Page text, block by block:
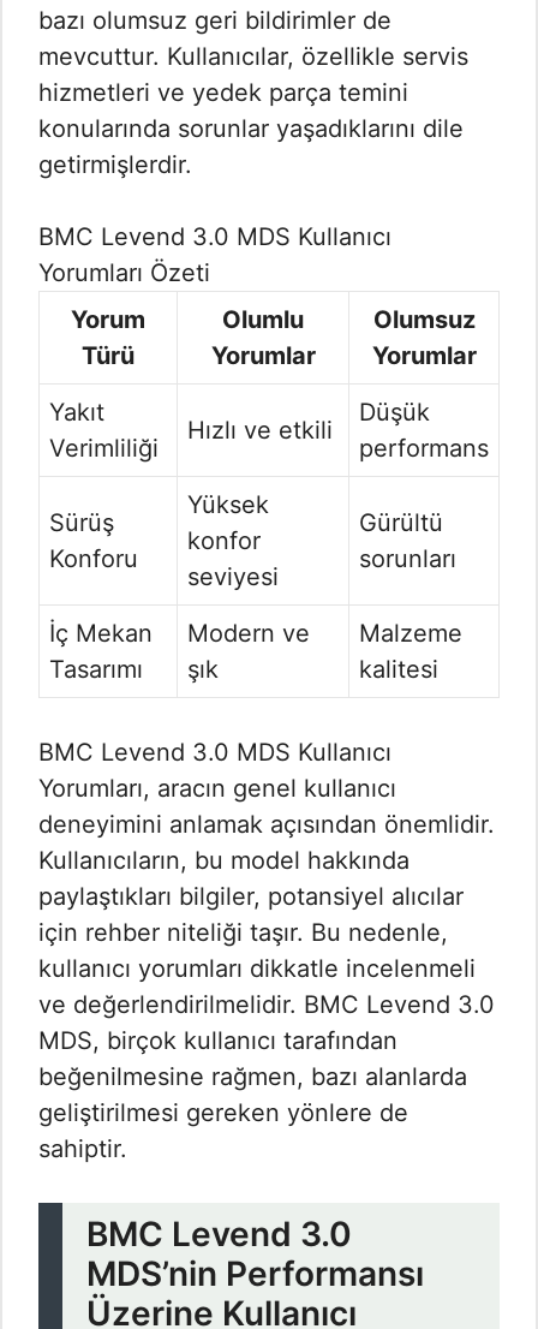
bazı olumsuz geri bildirimler de
mevcuttur. Kullanıcılar, özellikle servis
hizmetleri ve yedek parça temini
konularında sorunlar yaşadıklarını dile
getirmişlerdir.
BMC Levend 3.0 MDS Kullanıcı
Yorumları Özeti
Yorum
Türü
Olumlu
Yorumlar
Olumsuz
Yorumlar
Yakıt
Verimliliği
Hızlı ve etkili
Düşük
performans
Sürüş
Konforu
Yüksek
konfor
seviyesi
Gürültü
sorunları
İç Mekan
Tasarımı
Modern ve
şık
Malzeme
kalitesi
BMC Levend 3.0 MDS Kullanıcı
Yorumları​, aracın genel kullanıcı
deneyimini anlamak açısından önemlidir.
Kullanıcıların, bu model hakkında
paylaştıkları bilgiler, potansiyel alıcılar
için rehber niteliği taşır. Bu nedenle,
kullanıcı yorumları dikkatle incelenmeli
ve değerlendirilmelidir. BMC Levend 3.0
MDS, birçok kullanıcı tarafından
beğenilmesine rağmen, bazı alanlarda
geliştirilmesi gereken yönlere de
sahiptir.
BMC Levend 3.0
MDS’nin Performansı
Üzerine Kullanıcı